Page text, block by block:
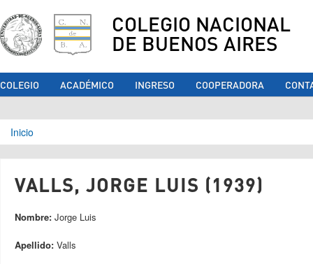
COLEGIO NACIONAL
DE BUENOS AIRES
COLEGIO ACADÉMICO INGRESO COOPERADORA
Se encuentra usted aquí
Inicio
VALLS, JORGE LUIS (1939)
Nombre: Jorge Luis
Apellido: Valls